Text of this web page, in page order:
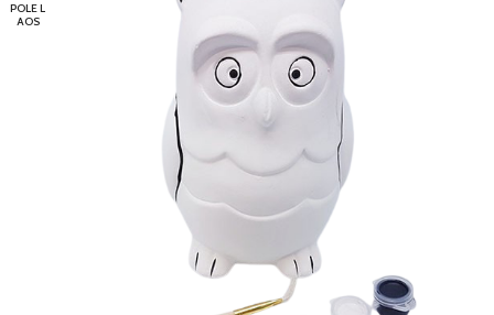
POLE L
AOS